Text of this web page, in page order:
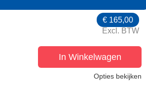
€ 165,00
Excl. BTW
In Winkelwagen
Opties bekijken